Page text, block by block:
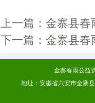
上一篇： 金寨县春
下一篇： 金寨县春
金寨春雨公益
地址：安徽省六安市金寨